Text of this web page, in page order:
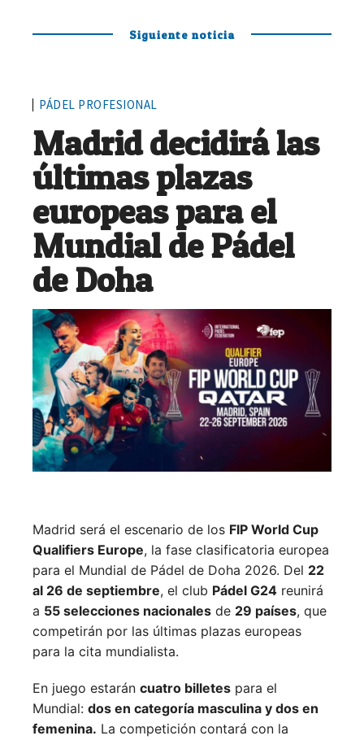
Siguiente noticia
PÁDEL PROFESIONAL
Madrid decidirá las
últimas plazas
europeas para el
Mundial de Pádel
de Doha
Madrid será el escenario de los FIP World Cup
Qualifiers Europe, la fase clasificatoria europea
para el Mundial de Pádel de Doha 2026. Del 22
al 26 de septiembre, el club Pádel G24 reunirá
a 55 selecciones nacionales de 29 países, que
competirán por las últimas plazas europeas
para la cita mundialista.
En juego estarán cuatro billetes para el
Mundial: dos en categoría masculina y dos en
femenina. La competición contará con la